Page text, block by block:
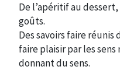
De l’apéritif au
goûts.
Des savoirs faire réunis
faire plaisir par les
donnant du sens.